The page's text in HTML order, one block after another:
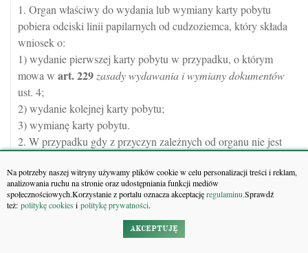
Na potrzeby naszej witryny używamy plików cookie w celu personalizacji treści i reklam,
analizowania ruchu na stronie oraz udostępniania funkcji mediów
społecznościowych.Korzystanie z portalu oznacza akceptacjęregulaminu.Sprawdź
też: politykę cookiesi politykę prywatności.
AKCEPTUJĘ
1. Organ właściwy do wydania lub wymiany karty pobytu
pobiera odciski linii papilarnych od cudzoziemca, który składa
wniosek o:
1) wydanie pierwszej karty pobytu w przypadku, o którym
mowa w art.229 zasady wydawania i wymiany dokumentów
ust. 4;
2) wydanie kolejnej karty pobytu;
3) wymianę karty pobytu.
2. W przypadku gdy z przyczyn zależnych od organu nie jest
dniu, w którym nastąpiło jego osobiste stawiennictwo, organ ten
wyznacza termin na ich złożenie, nie krótszy niż 7 dni.
3. W przypadku gdy pobranie od cudzoziemca odcisków linii
papilarnych jest fizycznie niemożliwe, odcisków tych nie